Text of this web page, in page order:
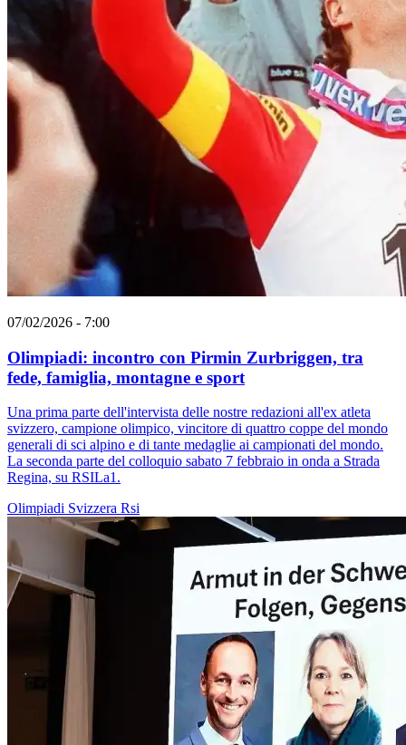
07/02/2026 - 7:00
Olimpiadi: incontro con Pirmin Zurbriggen, tra
fede, famiglia, montagne e sport
Una prima parte dell'intervista delle nostre redazioni all'ex atleta
svizzero, campione olimpico, vincitore di quattro coppe del mondo
generali di sci alpino e di tante medaglie ai campionati del mondo.
La seconda parte del colloquio sabato 7 febbraio in onda a Strada
Regina, su RSILa1.
Olimpiadi Svizzera Rsi